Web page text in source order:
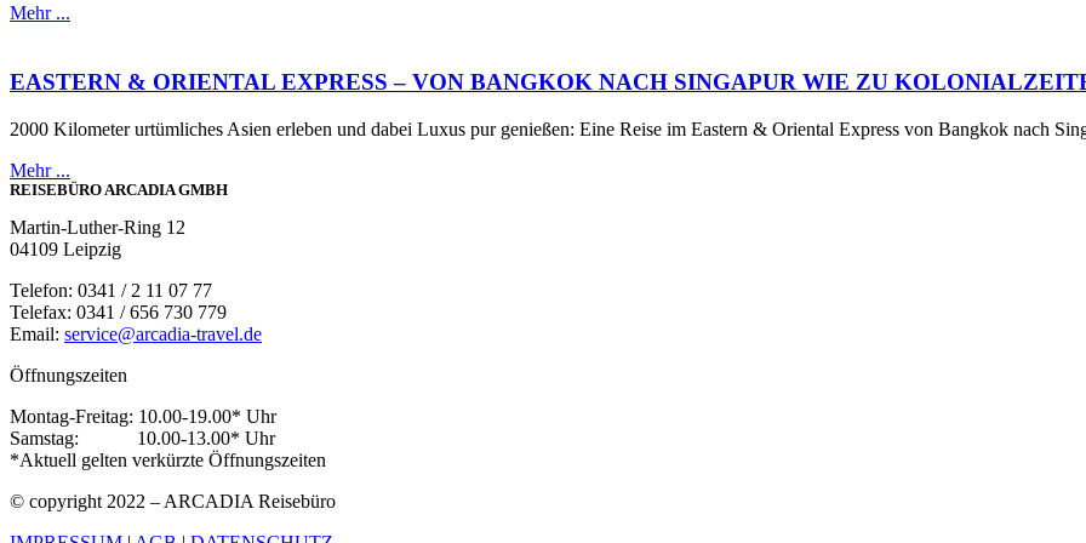
Mehr ...
EASTERN & ORIENTAL EXPRESS – VON BANGKOK NACH SINGAPUR WIE ZU
2000 Kilometer urtümliches Asien erleben und dabei Luxus pur genießen: Eine Reise im Eastern & Oriental Express von Bangkok nach
Mehr ...
REISEBÜRO ARCADIA GMBH
Martin-Luther-Ring 12
04109 Leipzig
Telefon: 0341 / 2 11 07 77
Telefax: 0341 / 656 730 779
Email: service@arcadia-travel.de
Öffnungszeiten
Montag-Freitag: 10.00-19.00* Uhr
Samstag: 10.00-13.00* Uhr
*Aktuell gelten verkürzte Öffnungszeiten
© copyright 2022 – ARCADIA Reisebüro